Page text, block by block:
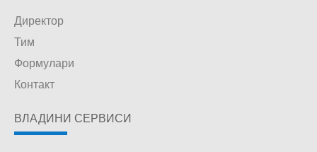
Директор
Тим
Формулари
Контакт
ВЛАДИНИ СЕРВИСИ